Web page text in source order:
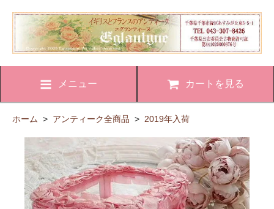
メニュー カートを見る
ホーム > アンティーク全商品 > 2019年入荷